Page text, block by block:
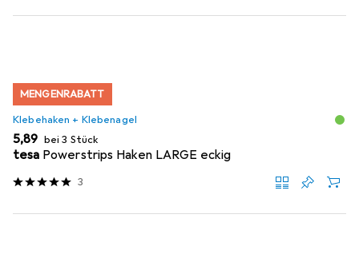
MENGENRABATT
Klebehaken + Klebenagel
EUR
5,89 bei 3 Stück
tesa Powerstrips Haken LARGE eckig
3